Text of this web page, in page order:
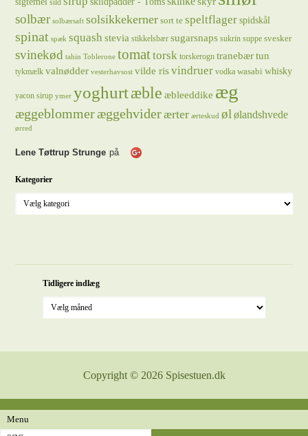
sild
solbær solbærsaft solsikkekerner sort te speltflager spidskål
spinat spæk squash stevia stikkelsbær sugarsnaps sukrin suppe svesker
svinekød tahin Toblerone tomattorsk torskerogn tranebærtun
tykmælk valnødder vesterhavsost vilde ris vindruer vodka wasabi whisky
yacon sirup ymer yoghurtæble æbleeddike æg
æggeblommeræggehviderærter ærteskud øl ølandshvede
ørred
Lene Tøttrup Strunge på
Kategorier
Tidligere indlæg
Copyright © 2026 Spisestuen.dk
Menu